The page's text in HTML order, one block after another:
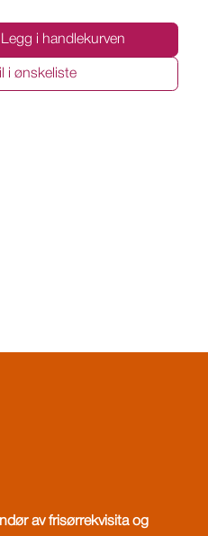
Legg i handlekurven
i ønskeliste
av frisørrekvisita og